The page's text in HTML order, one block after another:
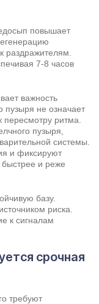
повышает
раздражителям.
7-8 часов
важность
пузыря не означает
ритма.
пузыря,
системы.
и фиксируют
быстрее и реже
базу.
риска.
к сигналам
срочная
требуют